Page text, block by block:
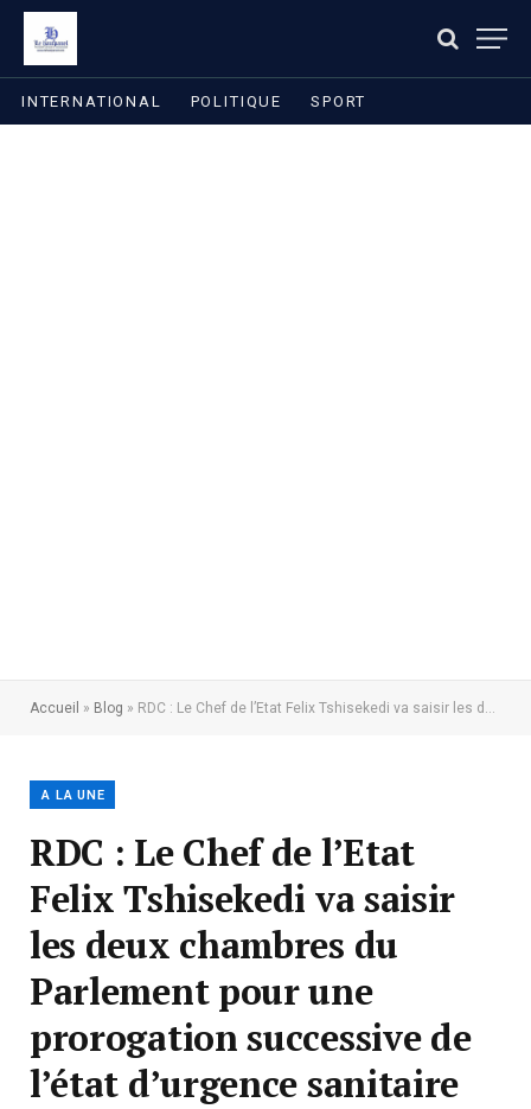
INTERNATIONAL POLITIQUE SPORT
Accueil » Blog » RDC : Le Chef de l’Etat Felix Tshisekedi va saisir les deux chambres du Parlement pour une prorogation successive de l’état d’urgence sanitaire
A LA UNE
RDC : Le Chef de l’Etat
Felix Tshisekedi va saisir
les deux chambres du
Parlement pour une
prorogation successive de
l’état d’urgence sanitaire